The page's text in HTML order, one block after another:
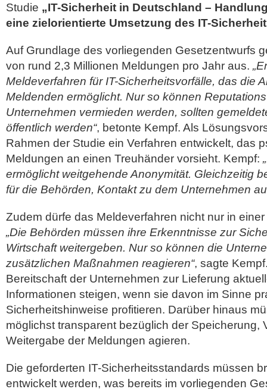
Studie „IT-Sicherheit in Deutschland –
eine zielorientierte Umsetzung des IT-
Auf Grundlage des vorliegenden Gesetzentwurfs
von rund 2,3 Millionen Meldungen pro Jahr aus.
Meldeverfahren für IT-Sicherheitsvorfälle, das die
Meldenden ermöglicht. Nur so können
Unternehmen vermieden werden, sollten
öffentlich werden“, betonte Kempf. Als
Rahmen der Studie ein Verfahren entwickelt, das
Meldungen an einen Treuhänder vorsieht. Kempf:
ermöglicht weitgehende Anonymität. Gleichzeitig
für die Behörden, Kontakt zu dem Unternehmen
Zudem dürfe das Meldeverfahren nicht nur in
„Die Behörden müssen ihre Erkenntnisse zur
Wirtschaft weitergeben. Nur so können die
zusätzlichen Maßnahmen reagieren“, sagte
Bereitschaft der Unternehmen zur Lieferung
Informationen steigen, wenn sie davon im Sinne
Sicherheitshinweise profitieren. Darüber hinaus
möglichst transparent bezüglich der Speicherung,
Weitergabe der Meldungen agieren.
Die geforderten IT-Sicherheitsstandards müssen
entwickelt werden, was bereits im vorliegenden